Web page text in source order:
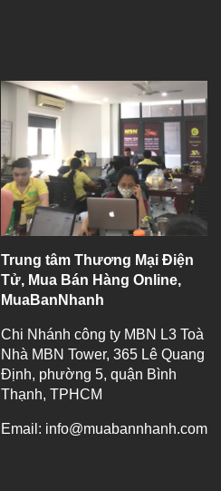
Trung tâm Thương Mại Điện
Tử, Mua Bán Hàng Online,
MuaBanNhanh
Chi Nhánh công ty MBN L3 Toà
Nhà MBN Tower, 365 Lê Quang
Định, phường 5, quận Bình
Thạnh, TPHCM
Email: info@muabannhanh.com